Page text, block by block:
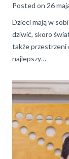
Posted on 26
Dzieci mają w
dziwić, skoro
także przestrzeni
najlepszy…